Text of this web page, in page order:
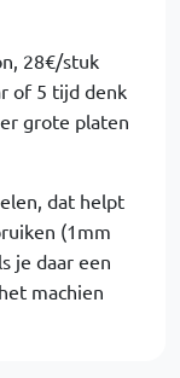
28€/stuk
of 5 tijd denk
grote platen
dat helpt
(1mm
je daar een
machien